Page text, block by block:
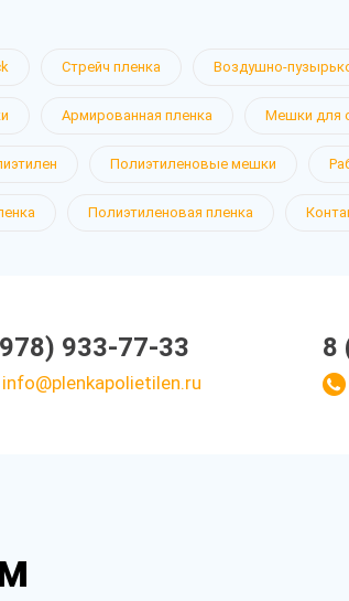
Стрейч пленка Воздушно-
Армированная пленка Мешки для
Полиэтиленовые мешки
Полиэтиленовая пленка
933-77-33
info@plenkapolietilen.ru
8